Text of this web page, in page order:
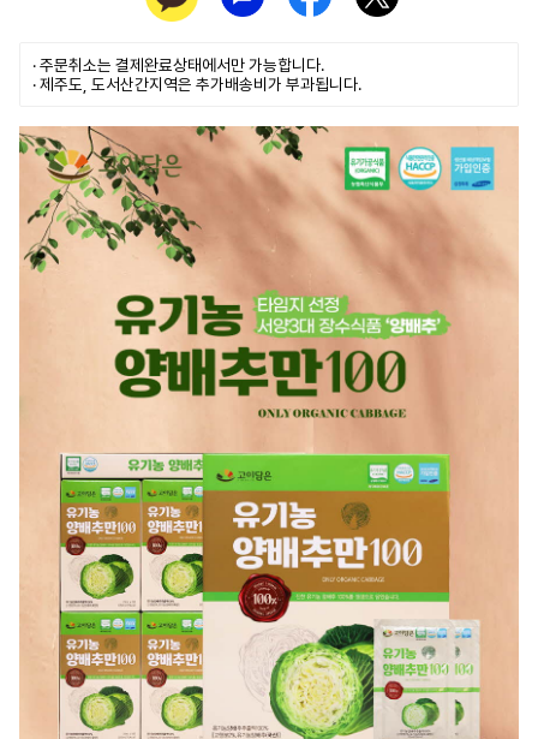
· 주문취소는 결제완료상태에서만 가능합니다.
· 제주도, 도서산간지역은 추가배송비가 부과됩니다.